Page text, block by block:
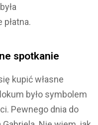
spotkanie
kupić własne
było symbolem
Pewnego dnia do